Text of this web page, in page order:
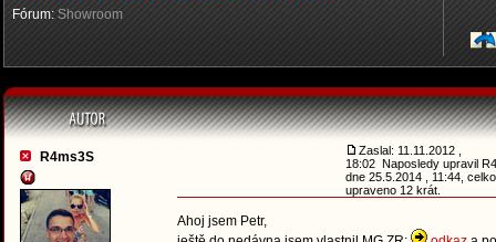
Fórum: Showroom
R4ms3S
Zaslal: 11.11.2012 ,
18:02 Naposledy upravil
dne 25.5.2014 , 11:44,
upraveno 12 krát.
Ahoj jsem Petr,